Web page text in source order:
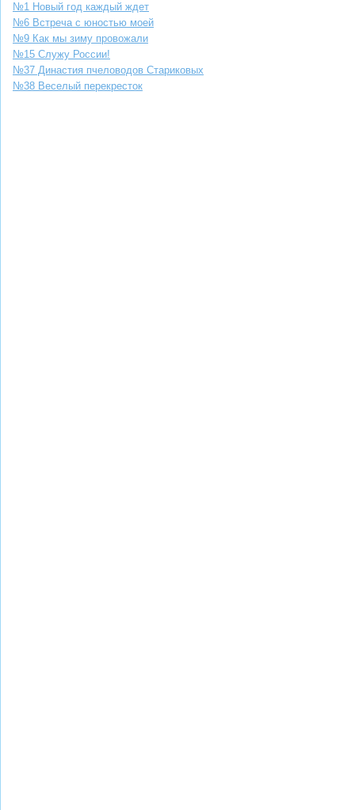
№1 Новый год каждый ждет
№6 Встреча с юностью моей
№9 Как мы зиму провожали
№15 Служу России!
№37 Династия пчеловодов Стариковых
№38 Веселый перекресток